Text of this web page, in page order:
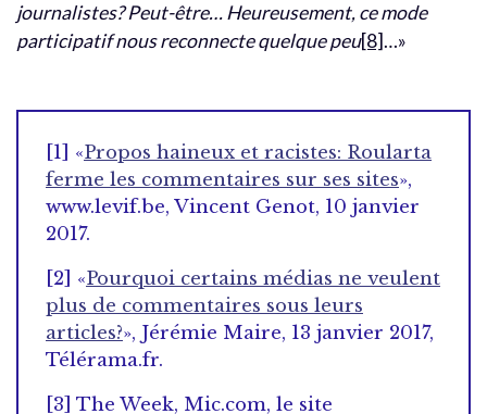
journalistes? Peut-être… Heureusement, ce mode
participatif nous reconnecte quelque peu[8]…»
[1] «Propos haineux et racistes: Roularta
ferme les commentaires sur ses sites»,
www.levif.be, Vincent Genot, 10 janvier
2017.
[2] «Pourquoi certains médias ne veulent
plus de commentaires sous leurs
articles?», Jérémie Maire, 13 janvier 2017,
Télérama.fr.
[3] The Week, Mic.com, le site